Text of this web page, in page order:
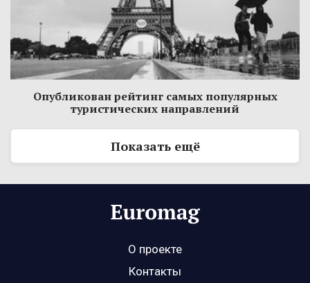
Опубликован рейтинг самых популярных
туристических направлений
Показать ещё
О проекте
Контакты